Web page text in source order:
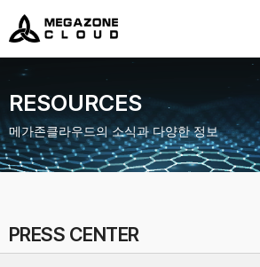
MegazoneCloud
디지털 전문 기업, 메가존클라우드
RESOURCES
메가존클라우드의 소식과 다양한 정보
PRESS CENTER